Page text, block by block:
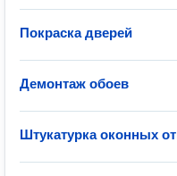
Покраска дверей
Демонтаж обоев
Штукатурка оконных